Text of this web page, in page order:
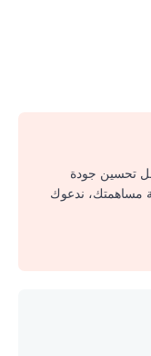
تحسين جودة
مساهمتك، ندعوك